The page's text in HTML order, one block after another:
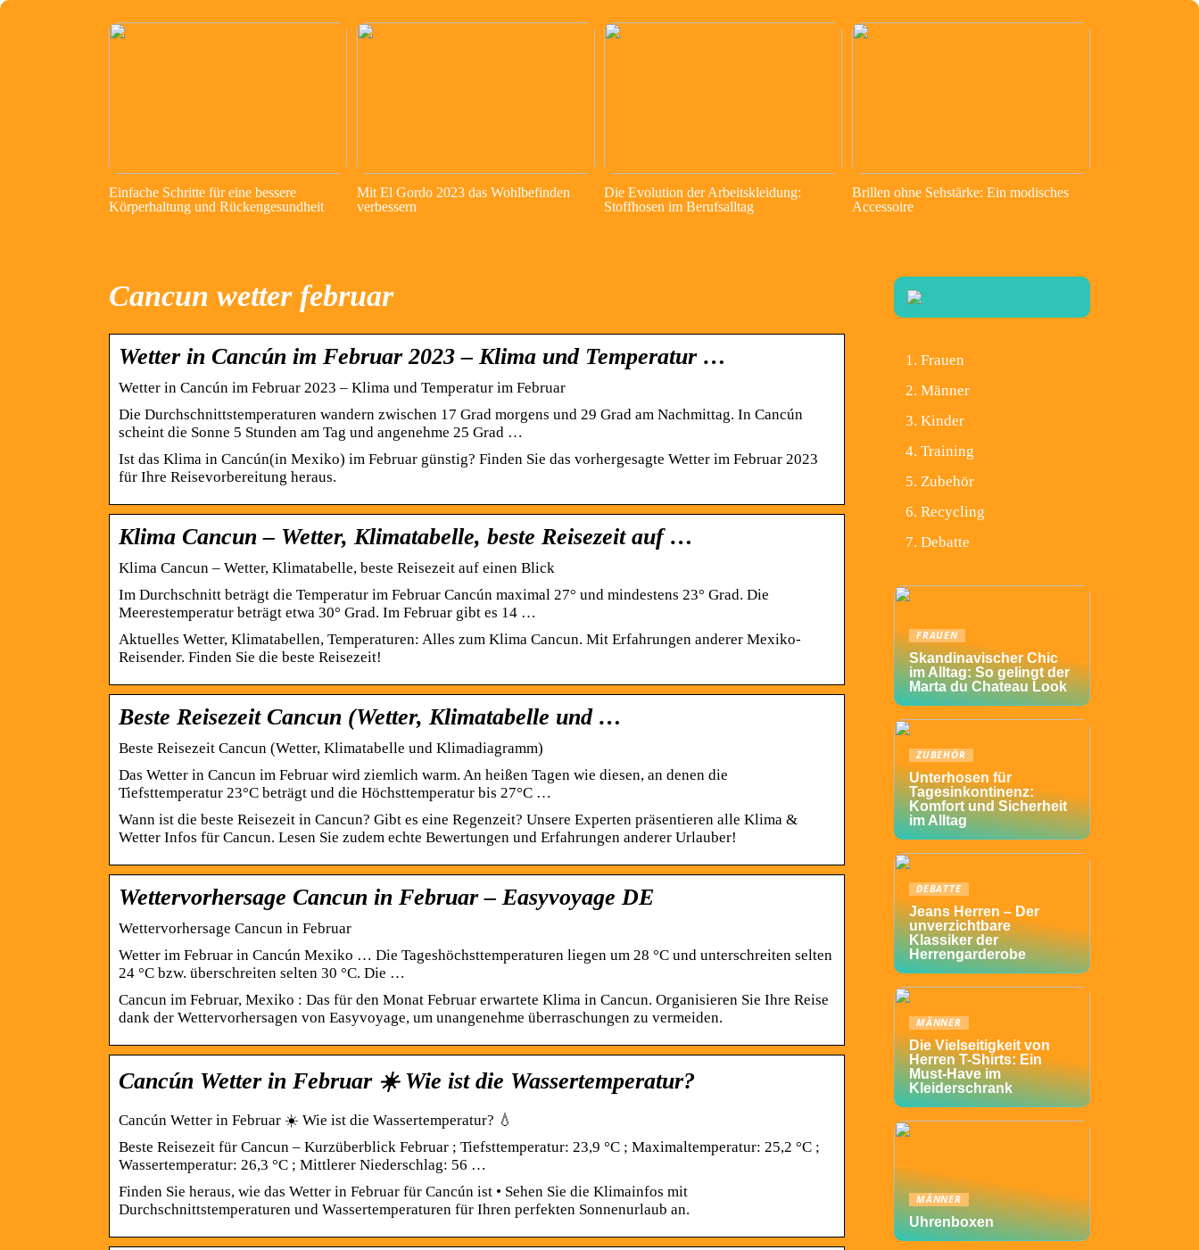
Einfache Schritte für eine bessere
Körperhaltung und Rückengesundheit
Mit El Gordo 2023 das Wohlbefinden
verbessern
Die Evolution der Arbeitskleidung:
Stoffhosen im Berufsalltag
Brillen ohne Sehstärke: Ein modisches
Accessoire
Cancun wetter februar
Wetter in Cancún im Februar 2023 – Klima und Temperatur …
Wetter in Cancún im Februar 2023 – Klima und Temperatur im Februar
Die Durchschnittstemperaturen wandern zwischen 17 Grad morgens und 29 Grad am Nachmittag. In Cancún
scheint die Sonne 5 Stunden am Tag und angenehme 25 Grad …
Ist das Klima in Cancún(in Mexiko) im Februar günstig? Finden Sie das vorhergesagte Wetter im Februar 2023
für Ihre Reisevorbereitung heraus.
Klima Cancun – Wetter, Klimatabelle, beste Reisezeit auf …
Klima Cancun – Wetter, Klimatabelle, beste Reisezeit auf einen Blick
Im Durchschnitt beträgt die Temperatur im Februar Cancún maximal 27° und mindestens 23° Grad. Die
Meerestemperatur beträgt etwa 30° Grad. Im Februar gibt es 14 …
Aktuelles Wetter, Klimatabellen, Temperaturen: Alles zum Klima Cancun. Mit Erfahrungen anderer Mexiko-
Reisender. Finden Sie die beste Reisezeit!
Beste Reisezeit Cancun (Wetter, Klimatabelle und …
Beste Reisezeit Cancun (Wetter, Klimatabelle und Klimadiagramm)
Das Wetter in Cancun im Februar wird ziemlich warm. An heißen Tagen wie diesen, an denen die
Tiefsttemperatur 23°C beträgt und die Höchsttemperatur bis 27°C …
Wann ist die beste Reisezeit in Cancun? Gibt es eine Regenzeit? Unsere Experten präsentieren alle Klima &
Wetter Infos für Cancun. Lesen Sie zudem echte Bewertungen und Erfahrungen anderer Urlauber!
Wettervorhersage Cancun in Februar – Easyvoyage DE
Wettervorhersage Cancun in Februar
Wetter im Februar in Cancún Mexiko … Die Tageshöchsttemperaturen liegen um 28 °C und unterschreiten selten
24 °C bzw. überschreiten selten 30 °C. Die …
Cancun im Februar, Mexiko : Das für den Monat Februar erwartete Klima in Cancun. Organisieren Sie Ihre Reise
dank der Wettervorhersagen von Easyvoyage, um unangenehme überraschungen zu vermeiden.
Cancún Wetter in Februar ☀️ Wie ist die Wassertemperatur?
Cancún Wetter in Februar ☀️ Wie ist die Wassertemperatur? 💧
Beste Reisezeit für Cancun – Kurzüberblick Februar ; Tiefsttemperatur: 23,9 °C ; Maximaltemperatur: 25,2 °C ;
Wassertemperatur: 26,3 °C ; Mittlerer Niederschlag: 56 …
Finden Sie heraus, wie das Wetter in Februar für Cancún ist • Sehen Sie die Klimainfos mit
Durchschnittstemperaturen und Wassertemperaturen für Ihren perfekten Sonnenurlaub an.
Frauen
Männer
Kinder
Training
Zubehör
Recycling
Debatte
FRAUEN
Skandinavischer Chic
im Alltag: So gelingt der
Marta du Chateau Look
ZUBEHÖR
Unterhosen für
Tagesinkontinenz:
Komfort und Sicherheit
im Alltag
DEBATTE
Jeans Herren – Der
unverzichtbare
Klassiker der
Herrengarderobe
MÄNNER
Die Vielseitigkeit von
Herren T-Shirts: Ein
Must-Have im
Kleiderschrank
MÄNNER
Uhrenboxen